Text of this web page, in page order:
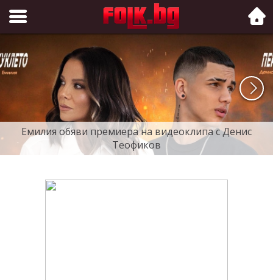
Folk.bg
Емилия обяви премиера на видеоклипа с Денис
Теофиков